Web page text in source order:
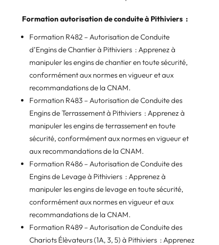
Formation autorisation de conduite à Pithiviers :
Formation R482 – Autorisation de Conduite
d’Engins de Chantier à Pithiviers : Apprenez à
manipuler les engins de chantier en toute sécurité,
conformément aux normes en vigueur et aux
recommandations de la CNAM.
Formation R483 – Autorisation de Conduite des
Engins de Terrassement à Pithiviers : Apprenez à
manipuler les engins de terrassement en toute
sécurité, conformément aux normes en vigueur et
aux recommandations de la CNAM.
Formation R486 – Autorisation de Conduite des
Engins de Levage à Pithiviers : Apprenez à
manipuler les engins de levage en toute sécurité,
conformément aux normes en vigueur et aux
recommandations de la CNAM.
Formation R489 – Autorisation de Conduite des
Chariots Élèvateurs (1A, 3, 5) à Pithiviers : Apprenez